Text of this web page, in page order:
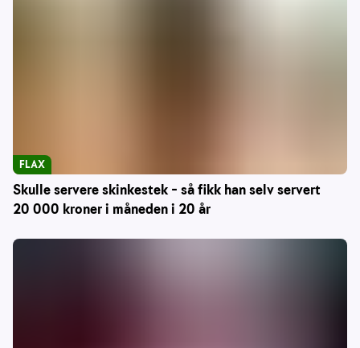
Skulle servere skinkestek – så fikk han selv servert
20 000 kroner i måneden i 20 år
FLAX